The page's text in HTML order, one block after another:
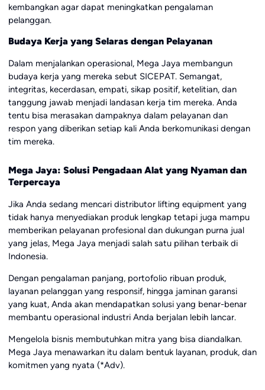
kembangkan agar dapat meningkatkan pengalaman
pelanggan.
Budaya Kerja yang Selaras dengan Pelayanan
Dalam menjalankan operasional, Mega Jaya membangun
budaya kerja yang mereka sebut SICEPAT. Semangat,
integritas, kecerdasan, empati, sikap positif, ketelitian, dan
tanggung jawab menjadi landasan kerja tim mereka. Anda
tentu bisa merasakan dampaknya dalam pelayanan dan
respon yang diberikan setiap kali Anda berkomunikasi dengan
tim mereka.
Mega Jaya: Solusi Pengadaan Alat yang Nyaman dan
Terpercaya
Jika Anda sedang mencari distributor lifting equipment yang
tidak hanya menyediakan produk lengkap tetapi juga mampu
memberikan pelayanan profesional dan dukungan purna jual
yang jelas, Mega Jaya menjadi salah satu pilihan terbaik di
Indonesia.
Dengan pengalaman panjang, portofolio ribuan produk,
layanan pelanggan yang responsif, hingga jaminan garansi
yang kuat, Anda akan mendapatkan solusi yang benar-benar
membantu operasional industri Anda berjalan lebih lancar.
Mengelola bisnis membutuhkan mitra yang bisa diandalkan.
Mega Jaya menawarkan itu dalam bentuk layanan, produk, dan
komitmen yang nyata (*Adv).